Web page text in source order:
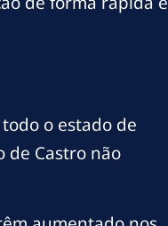
o estado de
de Castro não